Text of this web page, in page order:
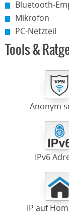
Bluetooth-
Mikrofon
PC-Netzteil
Tools &
Anonym
IPv6
IP auf